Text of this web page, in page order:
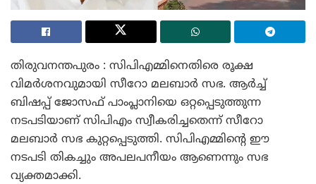
തിരുവനന്തപുരം : സിപിഎമ്മിനെതിരെ രൂക്ഷ
വിമർശനവുമായി സീറോ മലബാര്‍ സഭ. ആർച്ച്
ബിഷപ്പ് ജോസഫ് പാംപ്ലാനിയെ ഒറ്റപ്പെടുത്തുന്ന
നടപടിയാണ് സിപിഎം സ്വീകരിച്ചതെന്ന് സീറോ
മലബാർ സഭ കുറ്റപ്പെടുത്തി. സിപിഎമ്മിന്റെ ഈ
നടപടി തികച്ചും അപലപനീയം ആണെന്നും സഭ
വ്യക്തമാക്കി.